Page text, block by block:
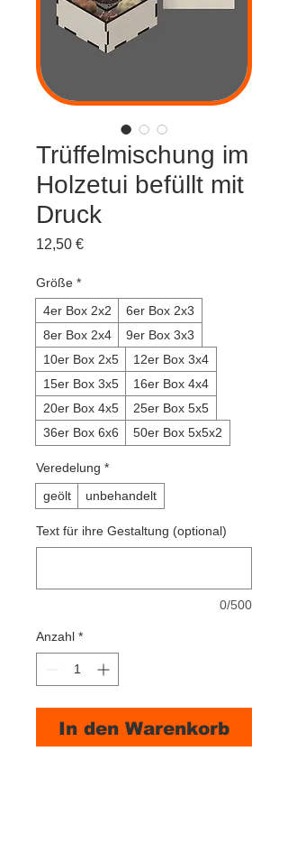
Trüffelmischung im
Holzetui befüllt mit
Druck
12,50 €Preis
Größe *
4er Box 2x2
6er Box 2x3
8er Box 2x4
9er Box 3x3
10er Box 2x5
12er Box 3x4
15er Box 3x5
16er Box 4x4
20er Box 4x5
25er Box 5x5
36er Box 6x6
50er Box 5x5x2
Veredelung *
geölt
unbehandelt
Text für ihre Gestaltung (optional)
0/500
Anzahl *
In den Warenkorb